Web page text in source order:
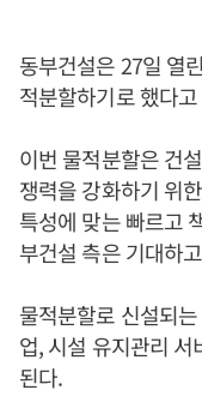
동부건설은 27일 열
적분할하기로 했다
이번 물적분할은 건
쟁력을 강화하기 위
특성에 맞는 빠르고
부건설 측은 기대하
물적분할로 신설되
업, 시설 유지관리
된다.